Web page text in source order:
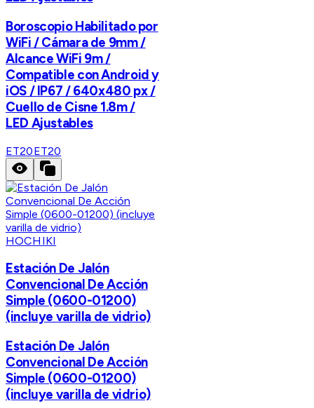
Boroscopio Habilitado por
WiFi / Cámara de 9mm /
Alcance WiFi 9m /
Compatible con Android y
iOS / IP67 / 640x480 px /
Cuello de Cisne 1.8m /
LED Ajustables
ET20ET20
HOCHIKI
Estación De Jalón
Convencional De Acción
Simple (0600-01200)
(incluye varilla de vidrio)
Estación De Jalón
Convencional De Acción
Simple (0600-01200)
(incluye varilla de vidrio)